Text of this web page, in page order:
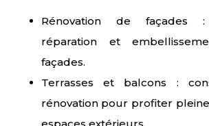
Rénovation de façades :
réparation et
façades.
Terrasses et balcons :
rénovation pour profiter